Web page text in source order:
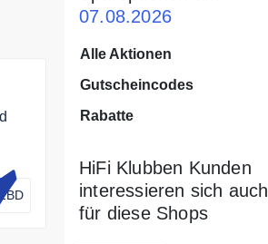
22BD
07.08.2026
Alle Aktionen
Gutscheincodes
Rabatte
HiFi Klubben Kunden
interessieren sich auch
für diese Shops